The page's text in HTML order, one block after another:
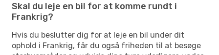
Skal du leje en bil for at komme rundt i
Frankrig?
Hvis du beslutter dig for at leje en bil under dit
ophold i Frankrig, får du også friheden til at besøge